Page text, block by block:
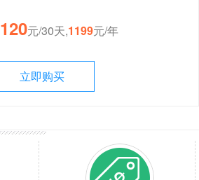
120元/30天,1199元/年
立即购买